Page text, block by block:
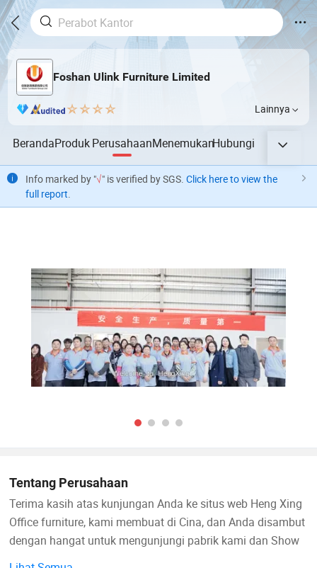
Foshan Ulink Furniture Limited
Lainnya
BerandaProdukPerusahaanMenemukanHubungi
Info marked by "√" is verified by SGS. Click here to view the
full report.
Tentang Perusahaan
Terima kasih atas kunjungan Anda ke situs web Heng Xing
Office furniture, kami membuat di Cina, dan Anda disambut
dengan hangat untuk mengunjungi pabrik kami dan Show